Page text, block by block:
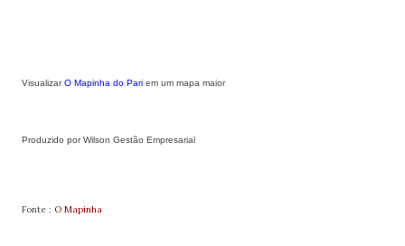
VisualizarO Mapinha do Pari em um mapa maior
Produzido por Wilson Gestão Empresarial
Fonte : O Mapinha